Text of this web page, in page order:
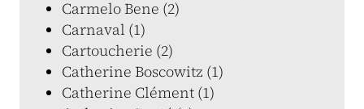
Carmelo Bene (2)
Carnaval (1)
Cartoucherie (2)
Catherine Boscowitz (1)
Catherine Clément (1)